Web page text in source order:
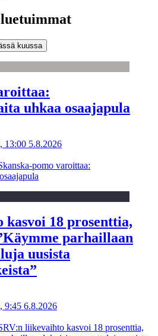
kuussa
uhkaa osaajapula
13:00 5.8.2026
pomo varoittaa:
kasvoi 18 prosenttia,
parhaillaan
uusista
9:45 6.8.2026
liikevaihto kasvoi 18 prosenttia,